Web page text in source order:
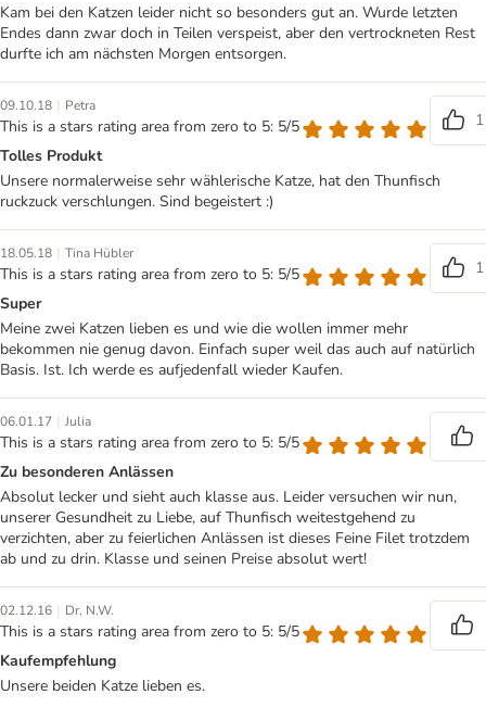
Kam bei den Katzen leider nicht so besonders gut an. Wurde letzten
Endes dann zwar doch in Teilen verspeist, aber den vertrockneten Rest
durfte ich am nächsten Morgen entsorgen.
09.10.18 | Petra
This is a stars rating area from zero to 5: 5/5
1
Tolles Produkt
Unsere normalerweise sehr wählerische Katze, hat den Thunfisch
ruckzuck verschlungen. Sind begeistert :)
18.05.18 | Tina Hübler
This is a stars rating area from zero to 5: 5/5
1
Super
Meine zwei Katzen lieben es und wie die wollen immer mehr
bekommen nie genug davon. Einfach super weil das auch auf natürlich
Basis. Ist. Ich werde es aufjedenfall wieder Kaufen.
06.01.17 | Julia
This is a stars rating area from zero to 5: 5/5
Zu besonderen Anlässen
Absolut lecker und sieht auch klasse aus. Leider versuchen wir nun,
unserer Gesundheit zu Liebe, auf Thunfisch weitestgehend zu
verzichten, aber zu feierlichen Anlässen ist dieses Feine Filet trotzdem
ab und zu drin. Klasse und seinen Preise absolut wert!
02.12.16 | Dr. N.W.
This is a stars rating area from zero to 5: 5/5
Kaufempfehlung
Unsere beiden Katze lieben es.